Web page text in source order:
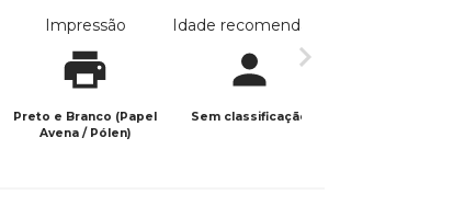
Impressão
Preto e Branco (Papel
Avena / Pólen)
Idade recomendada
Sem classificação